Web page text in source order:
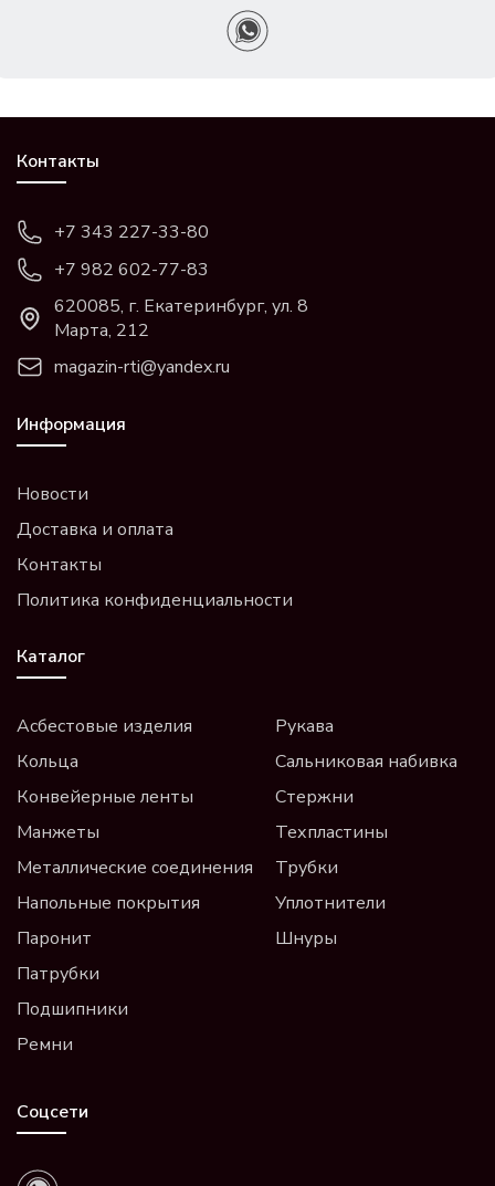
Контакты
+7 343 227-33-80
+7 982 602-77-83
620085, г. Екатеринбург, ул. 8
Марта, 212
magazin-rti@yandex.ru
Информация
Новости
Доставка и оплата
Контакты
Политика конфиденциальности
Каталог
Асбестовые изделия
Кольца
Конвейерные ленты
Манжеты
Металлические соединения
Напольные покрытия
Паронит
Патрубки
Подшипники
Ремни
Рукава
Сальниковая набивка
Стержни
Техпластины
Трубки
Уплотнители
Шнуры
Соцсети